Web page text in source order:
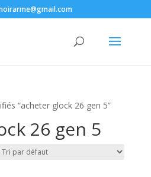
“acheter glock 26 gen 5”
26 gen 5